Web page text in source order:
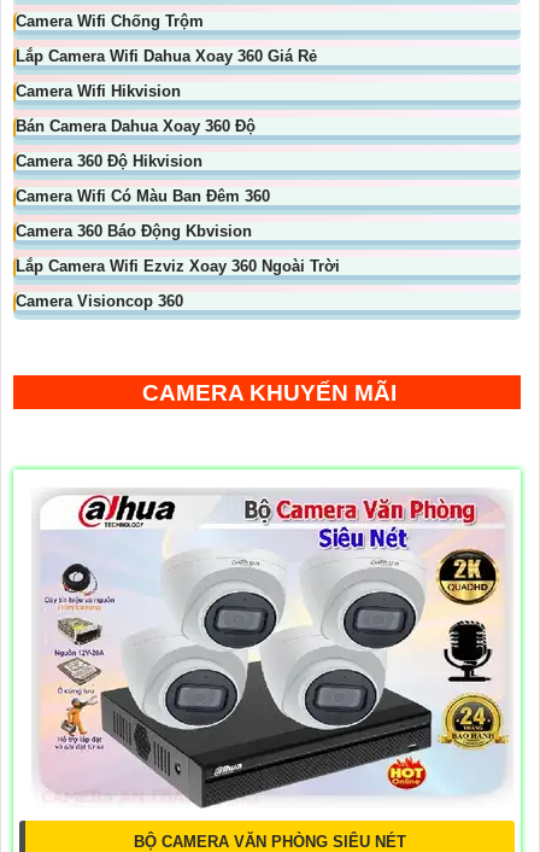
Camera Wifi Chống Trộm
Lắp Camera Wifi Dahua Xoay 360 Giá Rẻ
Camera Wifi Hikvision
Bán Camera Dahua Xoay 360 Độ
Camera 360 Độ Hikvision
Camera Wifi Có Màu Ban Đêm 360
Camera 360 Báo Động Kbvision
Lắp Camera Wifi Ezviz Xoay 360 Ngoài Trời
Camera Visioncop 360
CAMERA KHUYẾN MÃI
BỘ CAMERA VĂN PHÒNG SIÊU NÉT